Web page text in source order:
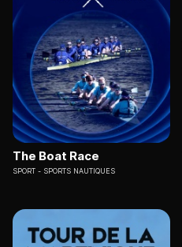
The Boat Race
SPORT SPORTS NAUTIQUES